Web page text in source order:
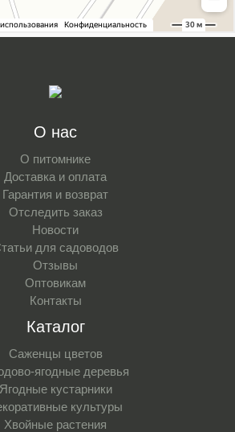
О нас
О питомнике
Доставка и оплата
Гарантия и возврат
Отследить заказ
Новости
для садоводов
Отзывы
Оптовикам
Контакты
Каталог
Саженцы цветов
ягодные деревья
Ягодные кустарники
культуры
Хвойные растения